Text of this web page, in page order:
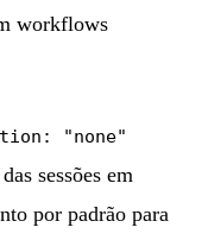
workflows
"none"
sessões em
por padrão para